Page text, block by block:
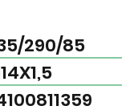
290/85